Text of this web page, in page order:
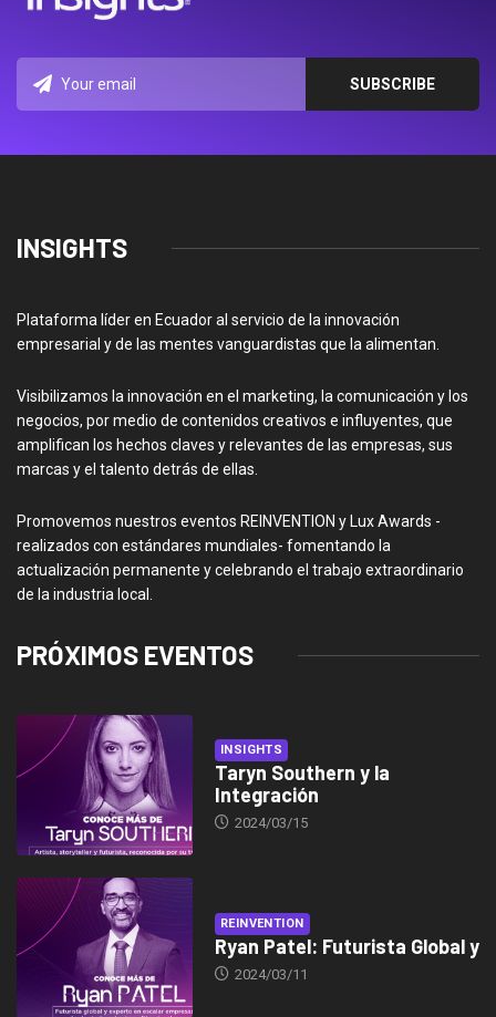
INSIGHTS
Plataforma líder en Ecuador al servicio de la innovación
empresarial y de las mentes vanguardistas que la alimentan.
Visibilizamos la innovación en el marketing, la comunicación y los
negocios, por medio de contenidos creativos e influyentes, que
amplifican los hechos claves y relevantes de las empresas, sus
marcas y el talento detrás de ellas.
Promovemos nuestros eventos REINVENTION y Lux Awards -
realizados con estándares mundiales- fomentando la
actualización permanente y celebrando el trabajo extraordinario
de la industria local.
PRÓXIMOS EVENTOS
INSIGHTS
Taryn Southern y la
Integración
2024/03/15
REINVENTION
Ryan Patel: Futurista Global y
2024/03/11